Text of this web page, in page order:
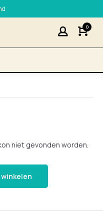
0
niet gevonden worden.